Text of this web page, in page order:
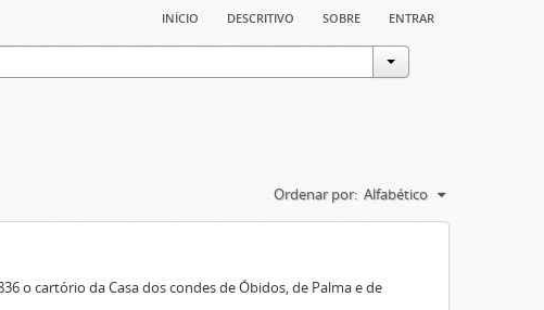
início descritivo sobre entrar
Ordenar por: Alfabético
o cartório da Casa dos condes de Óbidos, de Palma e de